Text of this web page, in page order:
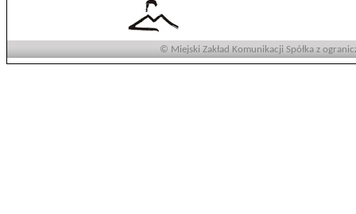
© Miejski Zakład Komunikacji Spółka z